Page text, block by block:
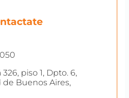
326, piso 1, Dpto. 6,
de Buenos Aires,